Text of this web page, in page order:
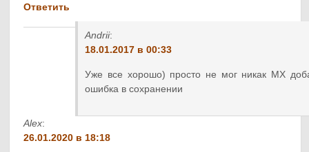
Ответить
Andrii:
18.01.2017 в 00:33
Уже все хорошо) просто не мог никак MX
ошибка в сохранении
Alex:
26.01.2020 в 18:18